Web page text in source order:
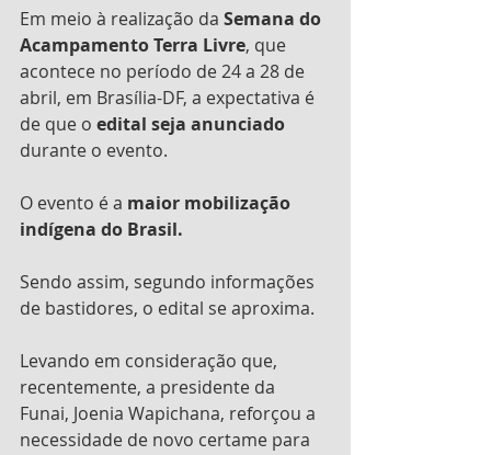
Em meio à realização da Semana do
Acampamento Terra Livre, que
acontece no período de 24 a 28 de
abril, em Brasília-DF, a expectativa é
de que o edital seja anunciado
durante o evento.
O evento é a maior mobilização
indígena do Brasil.
Sendo assim, segundo informações
de bastidores, o edital se aproxima.
Levando em consideração que,
recentemente, a presidente da
Funai, Joenia Wapichana, reforçou a
necessidade de novo certame para